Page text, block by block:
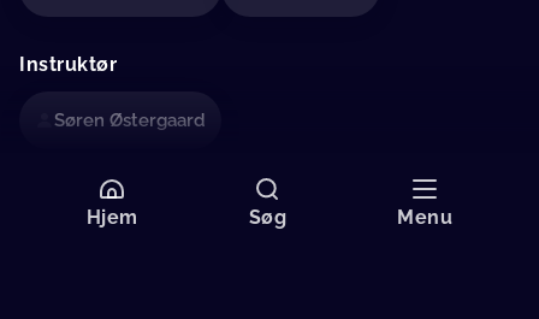
Instruktør
Søren Østergaard
Mere information
Hjem Søg Menu